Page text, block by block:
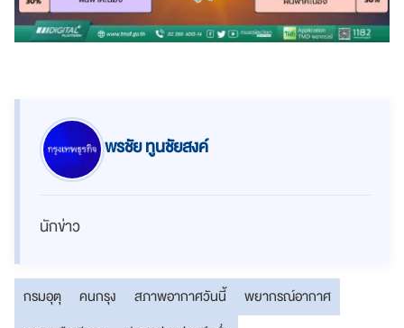
พรชัย ทูนชัยสงค์
นักข่าว
กรมอุตุ คนกรุง สภาพอากาศวันนี้
พยากรณ์อากาศ